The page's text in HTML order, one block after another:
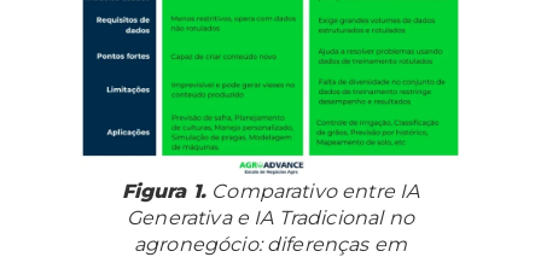
Figura 1. Comparativo entre IA
Generativa e IA Tradicional no
agronegócio: diferenças em